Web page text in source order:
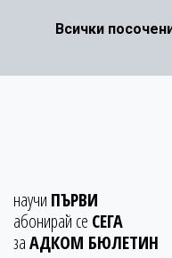
Всички
научи ПЪРВИ
абонирай се СЕГА
заАДКОМ БЮЛЕТИН